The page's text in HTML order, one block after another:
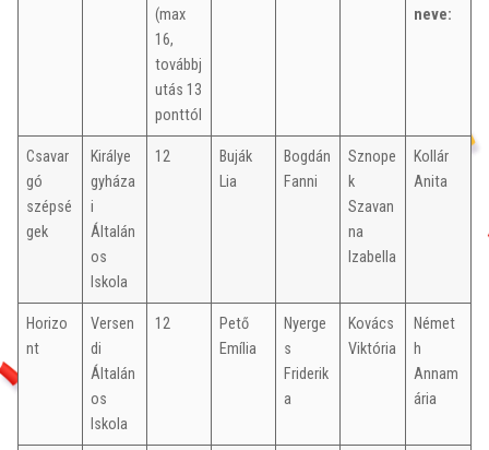
(max
16,
továbbj
utás 13
ponttól
neve:
Csavar
gó
szépsé
gek
Királye
gyháza
i
Általán
os
Iskola
12
Buják
Lia
Bogdán
Fanni
Sznope
k
Szavan
na
Izabella
Kollár
Anita
Horizo
nt
Versen
di
Általán
os
Iskola
12
Pető
Emília
Nyerge
s
Friderik
a
Kovács
Viktória
Német
h
Annam
ária